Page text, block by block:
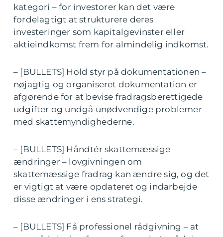
kategori – for investorer kan det være
fordelagtigt at strukturere deres
investeringer som kapitalgevinster eller
aktieindkomst frem for almindelig indkomst.
– [BULLETS] Hold styr på dokumentationen –
nøjagtig og organiseret dokumentation er
afgørende for at bevise fradragsberettigede
udgifter og undgå unødvendige problemer
med skattemyndighederne.
– [BULLETS] Håndtér skattemæssige
ændringer – lovgivningen om
skattemæssige fradrag kan ændre sig, og det
er vigtigt at være opdateret og indarbejde
disse ændringer i ens strategi.
– [BULLETS] Få professionel rådgivning – at